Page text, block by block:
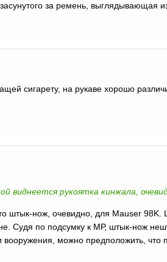
за ремень, выглядывающая
сигарету, на рукаве хорошо
виднеется рукоятка кинжала,
штык-нож, очевидно, для Mauser 98K.
Судя по подсумку к МР, штык-нож
можно предположить, что